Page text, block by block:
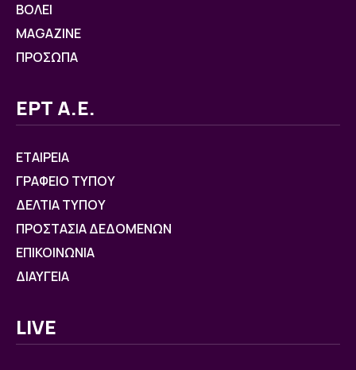
ΒOΛΕΙ
MAGAZINE
ΠΡΟΣΩΠΑ
ΕΡΤ Α.Ε.
ΕΤΑΙΡΕΙΑ
ΓΡΑΦΕΙΟ ΤΥΠΟΥ
ΔΕΛΤΙΑ ΤΥΠΟΥ
ΠΡΟΣΤΑΣΙΑ ΔΕΔΟΜΕΝΩΝ
ΕΠΙΚΟΙΝΩΝΙΑ
ΔΙΑΥΓΕΙΑ
LIVE